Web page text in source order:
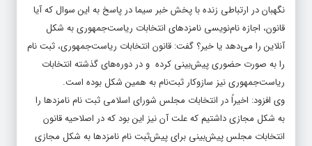
نگهبان در ارتباطی زنده با پخش خبر سیما در پاسخ به این سوال که آیا
قانون، اجازه نام‌نویسی نامزدهای انتخابات ریاست‌جمهوری به شکل
آنلاین را می‌دهد یا خیر؟ گفت: قانون انتخابات ریاست‌جمهوری، ثبت نام
را به صورت حضوری پیش‌بینی کرده و در دوره‌های گذشته انتخابات
ریاست‌جمهوری نیز سازوکار ثبت‌نام به همین شکل بوده است.
وی افزود: اخیراً در انتخابات مجلس شورای اسلامی ثبت نام نامزدها را
به شکل مجازی داشتیم که علت آن نیز این بود که در اصلاحیه قانون
انتخابات مجلس پیش‌بینی برای پیش‌ثبت نام نامزدها به شکل مجازی